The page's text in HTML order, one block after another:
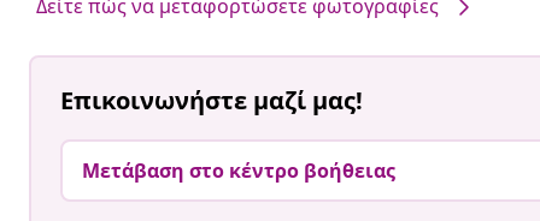
Δείτε πώς να μεταφορτώσετε φωτογραφίες
Επικοινωνήστε μαζί μας!
Μετάβαση στο κέντρο βοήθειας